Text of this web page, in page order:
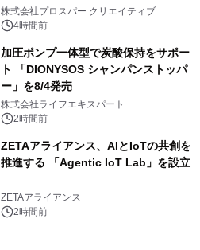
秀賞100名に1年間無償試用
株式会社プロスパー クリエイティブ
4時間前
加圧ポンプ一体型で炭酸保持をサポー
ト 「DIONYSOS シャンパンストッパ
ー」を8/4発売
株式会社ライフエキスパート
2時間前
ZETAアライアンス、AIとIoTの共創を
推進する 「Agentic IoT Lab」を設立
ZETAアライアンス
2時間前